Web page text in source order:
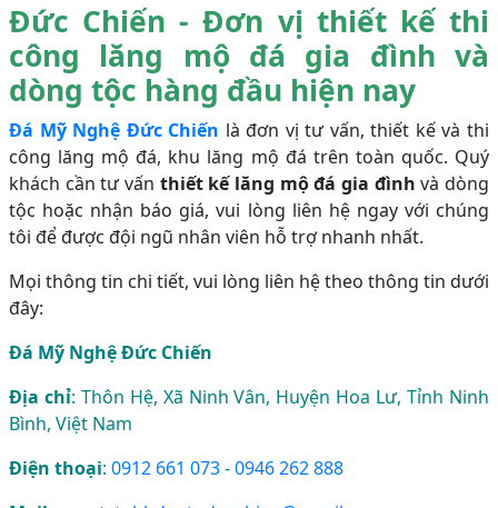
Đức Chiến - Đơn vị thiết kế thi
công lăng mộ đá gia đình và
dòng tộc hàng đầu hiện nay
Đá Mỹ Nghệ Đức Chiến là đơn vị tư vấn, thiết kế và thi
công lăng mộ đá, khu lăng mộ đá trên toàn quốc. Quý
khách cần tư vấn thiết kế lăng mộ đá gia đình và dòng
tộc hoặc nhận báo giá, vui lòng liên hệ ngay với chúng
tôi để được đội ngũ nhân viên hỗ trợ nhanh nhất.
Mọi thông tin chi tiết, vui lòng liên hệ theo thông tin dưới
đây:
Đá Mỹ Nghệ Đức Chiến
Địa chỉ: Thôn Hệ, Xã Ninh Vân, Huyện Hoa Lư, Tỉnh Ninh
Bình, Việt Nam
Điện thoại: 0912 661 073-0946 262 888